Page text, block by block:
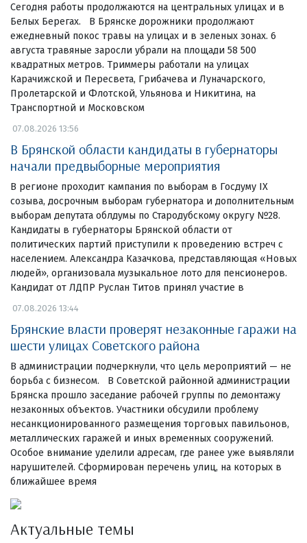
Сегодня работы продолжаются на центральных улицах и в
Белых Берегах. В Брянске дорожники продолжают
ежедневный покос травы на улицах и в зеленых зонах. 6
августа травяные заросли убрали на площади 58 500
квадратных метров. Триммеры работали на улицах
Карачижской и Пересвета, Грибачева и Луначарского,
Пролетарской и Флотской, Ульянова и Никитина, на
Транспортной и Московском
07.08.2026 13:56
В Брянской области кандидаты в губернаторы
начали предвыборные мероприятия
В регионе проходит кампания по выборам в Госдуму IX
созыва, досрочным выборам губернатора и дополнительным
выборам депутата облдумы по Стародубскому округу №28.
Кандидаты в губернаторы Брянской области от
политических партий приступили к проведению встреч с
населением. Александра Казачкова, представляющая «Новых
людей», организовала музыкальное лото для пенсионеров.
Кандидат от ЛДПР Руслан Титов принял участие в
07.08.2026 13:44
Брянские власти проверят незаконные гаражи на
шести улицах Советского района
В администрации подчеркнули, что цель мероприятий — не
борьба с бизнесом. В Советской районной администрации
Брянска прошло заседание рабочей группы по демонтажу
незаконных объектов. Участники обсудили проблему
несанкционированного размещения торговых павильонов,
металлических гаражей и иных временных сооружений.
Особое внимание уделили адресам, где ранее уже выявляли
нарушителей. Сформирован перечень улиц, на которых в
ближайшее время
Актуальные темы